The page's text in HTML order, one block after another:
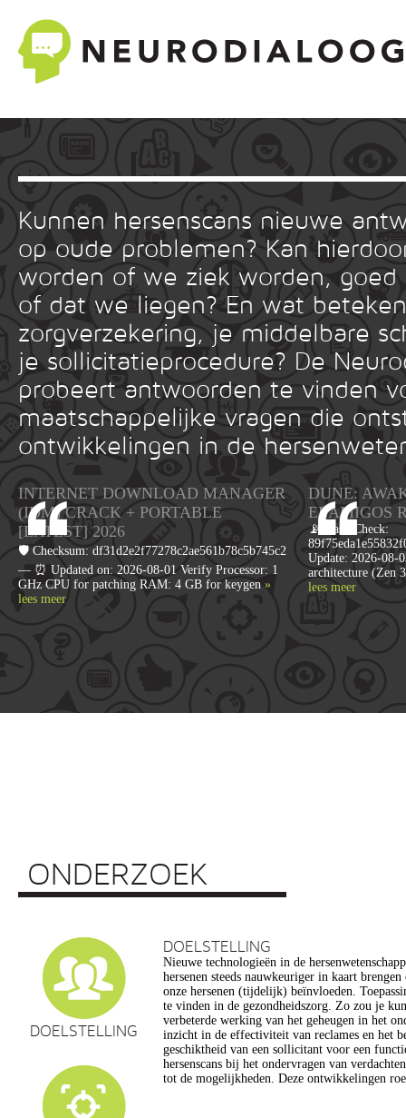
Kunnen hersenscans nieuwe
op oude problemen? Kan
worden of we ziek worden, goed
of dat we liegen? En wat
zorgverzekering, je middelbare
je sollicitatieprocedure? De
probeert antwoorden te vinden
maatschappelijke vragen die
ontwikkelingen in de
INTERNET DOWNLOAD MANAGER
(IDM) CRACK + PORTABLE
[LATEST] 2026
🛡️ Checksum: df31d2e2f77278c2ae561b78c5b745c2
— ⏰ Updated on: 2026-08-01 Verify Processor: 1
GHz CPU for patching RAM: 4 GB for keygen »
lees meer
DUNE:
ELAMIGOS
📡 Hash Check:
Update: 2026-08-
architecture (Zen
lees meer
ONDERZOEK
DOELSTELLING
DOELSTELLING
Nieuwe technologieën in de
hersenen steeds nauwkeuriger in kaart
onze hersenen (tijdelijk) beïnvloeden.
te vinden in de gezondheidszorg. Zo zou je
verbeterde werking van het geheugen in het
inzicht in de effectiviteit van reclames en het
geschiktheid van een sollicitant voor een
hersenscans bij het ondervragen van
tot de mogelijkheden. Deze ontwikkelingen
vragen op, onder meer op het gebied van de
privacy, gelijkheid, stigmatisering),
en veranderingen in ons normen en waarden
commerciële toepassing van een aantal van
een extra reden voor zorg. Het doel van dit
maatschappelijk verantwoorde ontwikkeling van
de hersenwetenschappen te realiseren,